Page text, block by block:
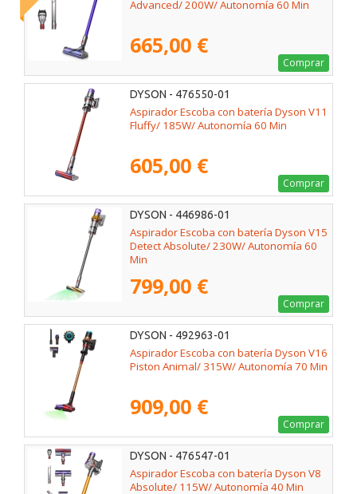
Advanced/ 200W/ Autonomía 60 Min
665,00 €
Comprar
DYSON - 476550-01
Aspirador Escoba con batería Dyson V11
Fluffy/ 185W/ Autonomía 60 Min
605,00 €
Comprar
DYSON - 446986-01
Aspirador Escoba con batería Dyson V15
Detect Absolute/ 230W/ Autonomía 60
Min
799,00 €
Comprar
DYSON - 492963-01
Aspirador Escoba con batería Dyson V16
Piston Animal/ 315W/ Autonomía 70 Min
909,00 €
Comprar
DYSON - 476547-01
Aspirador Escoba con batería Dyson V8
Absolute/ 115W/ Autonomía 40 Min